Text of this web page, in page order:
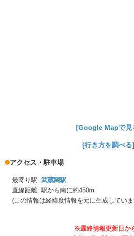
[Google Mapで見
[行き方を調べる]
アクセス・駐車場
最寄り駅: 武蔵関駅
直線距離: 駅から南に約450m
(この情報は経緯度情報を元に生成してい